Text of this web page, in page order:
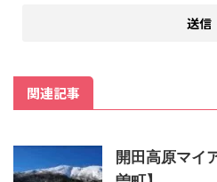
関連記事
開田高原マイ